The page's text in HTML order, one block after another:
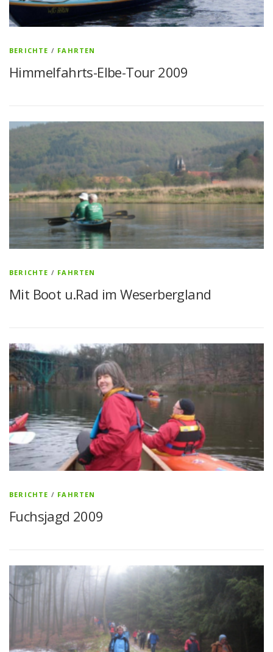
BERICHTE / FAHRTEN
Himmelfahrts-Elbe-Tour 2009
BERICHTE / FAHRTEN
Mit Boot u.Rad im Weserbergland
BERICHTE / FAHRTEN
Fuchsjagd 2009